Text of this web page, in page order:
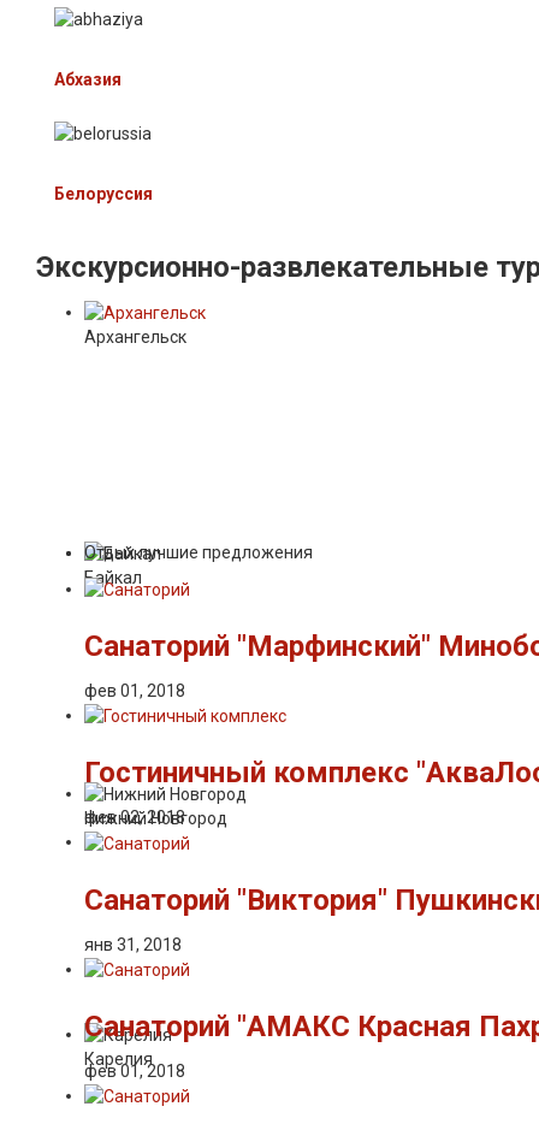
Абхазия
Белоруссия
Экскурсионно-развлекательные
Архангельск
Байкал
Нижний Новгород
Карелия
Отдых лучшие предложения
Санаторий "Марфинский"
фев 01, 2018
Гостиничный комплекс
фев 02, 2018
Санаторий "Виктория"
янв 31, 2018
Санаторий "АМАКС Красная
фев 01, 2018